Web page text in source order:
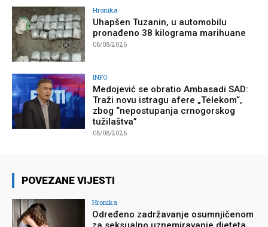
Hronika
Uhapšen Tuzanin, u automobilu
pronađeno 38 kilograma marihuane
08/08/2026
INFO
Medojević se obratio Ambasadi SAD:
Traži novu istragu afere „Telekom“,
zbog “nepostupanja crnogorskog
tužilaštva”
08/08/2026
POVEZANE VIJESTI
Hronika
Određeno zadržavanje osumnjičenom